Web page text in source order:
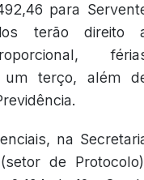
para
terão direito
um terço, além
na
de